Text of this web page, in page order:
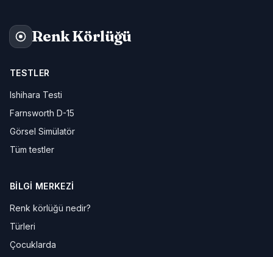
Renk Körlüğü
TESTLER
Ishihara Testi
Farnsworth D-15
Görsel Simülatör
Tüm testler
BILGI MERKEZI
Renk körlüğü nedir?
Türleri
Çocuklarda